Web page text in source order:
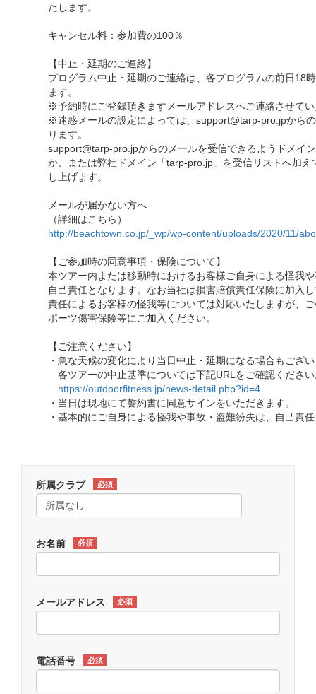
たします。
キャンセル料：参加費の100％
【中止・延期のご連絡】
プログラム中止・延期のご連絡は、各プログラムの前日18
ます。
※予約時にご登録頂きますメールアドレスへご連絡させて
※迷惑メールの設定によっては、support@tarp-pro.jpから
ります。
support@tarp-pro.jpからのメールを受信できるようドメイ
か、または弊社ドメイン「tarp-pro.jp」を受信リストへ加
し上げます。
メールが届かない方へ
（詳細はこちら）
http://beachtown.co.jp/_wp/wp-content/uploads/2020/11/
【ご参加時の同意事項・保険について】
本ツアー内または移動時におけるお客様ご自身による怪我
自己責任となります。なお当社は損害賠償責任保険に加入
責任によるお客様の怪我等については対応いたしますが、
ポーツ傷害保険等にご加入ください。
【ご注意ください】
・急な天候の変化により当日中止・延期になる場合もござ
各ツアーの中止基準については下記URLをご確認くださ
https://outdoorfitness.jp/news-detail.php?id=4
・当日は現地にて誓約書に同意サインをいただきます。
・基本的にご自身による怪我や事故・盗難紛失は、自己責
所属クラブ 必須
お名前 必須
メールアドレス 必須
電話番号 必須